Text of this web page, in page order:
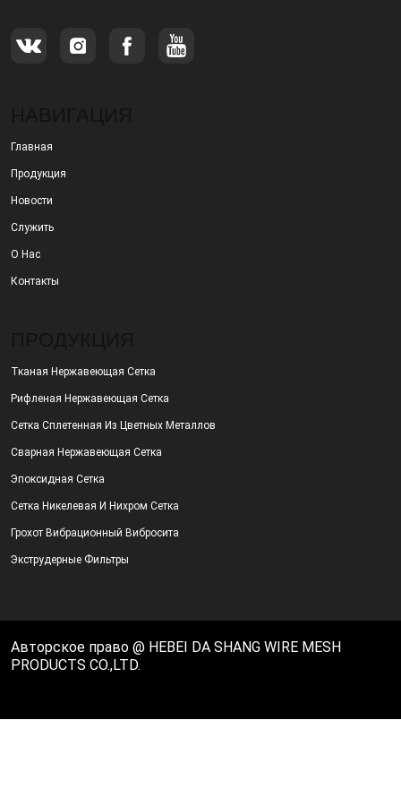
Главная
Продукция
Новости
Служить
О Нас
Контакты
Тканая Нержавеющая Сетка
Рифленая Нержавеющая Сетка
Сетка Сплетенная Из Цветных Металлов
Сварная Нержавеющая Сетка
Эпоксидная Сетка
Сетка Никелевая И Нихром Сетка
Грохот Вибрационный Вибросита
Экструдерные Фильтры
Авторское право @ HEBEI DA SHANG WIRE MESH
PRODUCTS CO.,LTD.